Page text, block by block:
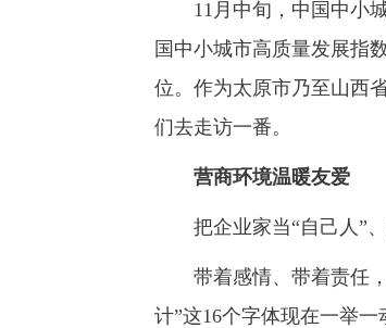
11月中旬，中国中小城
国中小城市高质量发展指
位。作为太原市乃至山西
们去走访一番。
营商环境温暖友爱
把企业家当“自己人”、
带着感情、带着责任，
计”这16个字体现在一举